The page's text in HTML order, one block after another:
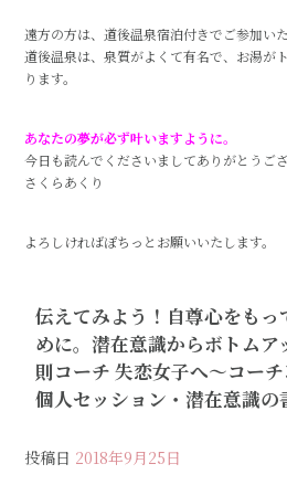
遠方の方は、道後温泉宿泊付きでご参加い
道後温泉は、泉質がよくて有名で、お湯が
ります。
あなたの夢が必ず叶いますように。
今日も読んでくださいましてありがとうござ
さくらあくり
よろしければぽちっとお願いいたします。
伝えてみよう！自尊心をも
めに。潜在意識からボトムア
則コーチ 失恋女子へ〜コー
個人セッション・潜在意識の
投稿日 2018年9月25日